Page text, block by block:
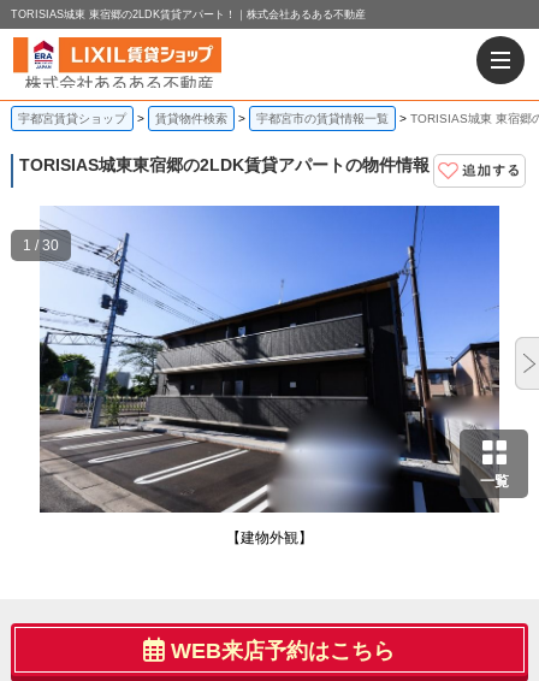
TORISIAS城東 東宿郷の2LDK賃貸アパート！｜株式会社あるある不動産
宇都宮賃貸ショップ 賃貸物件検索 宇都宮市の賃貸情報一覧 TORISIAS城東 東宿郷
TORISIAS城東東宿郷の2LDK賃貸アパートの物件情報
一覧
【建物外観】
1 / 30
WEB来店予約はこちら